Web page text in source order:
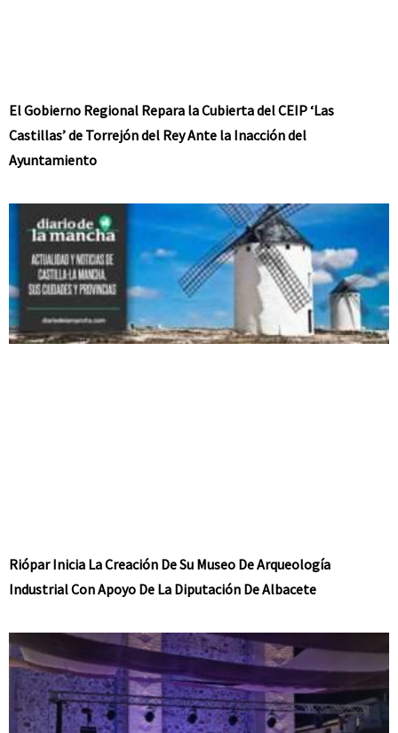
El Gobierno Regional Repara la Cubierta del CEIP ‘Las
Castillas’ de Torrejón del Rey Ante la Inacción del
Ayuntamiento
Riópar Inicia La Creación De Su Museo De Arqueología
Industrial Con Apoyo De La Diputación De Albacete